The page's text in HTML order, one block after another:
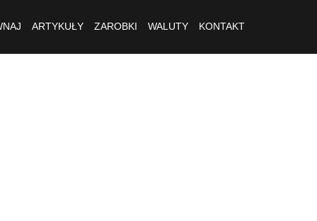
ARTYKUŁY ZAROBKI WALUTY KONTAKT